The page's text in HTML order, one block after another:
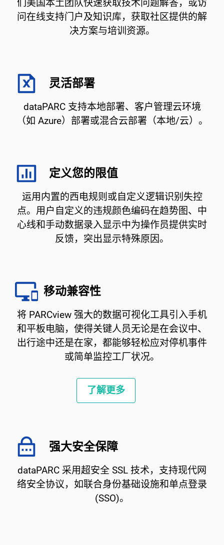
们美国本土团队快速获取技术问题解答，或访
问在线支持门户及知识库，获取社区提供的解
决方案与培训资源。
灵活部署
dataPARC 支持本地部署、客户管理云环境
（如 Azure）部署或混合云部署（本地/云）。
定义您的限值
运用内置的西电规则或自定义逻辑识别失控
点。用户自定义的违规颜色编码在趋势图、中
心线和手动数据录入显示中为操作员提供实时
反馈，突出显示特殊原因。
移动兼容性
将 PARCview 强大的数据可视化工具引入手机
和平板电脑，使得关键人员无论是在会议中、
出行途中还是在家，都能够轻松应对停机事件
或简单监控工厂状况。
了解更多
强大安全保障
dataPARC 采用超安全 SSL 技术，支持现代网
络安全协议，如联合身份基础设施和单点登录
(SSO)。